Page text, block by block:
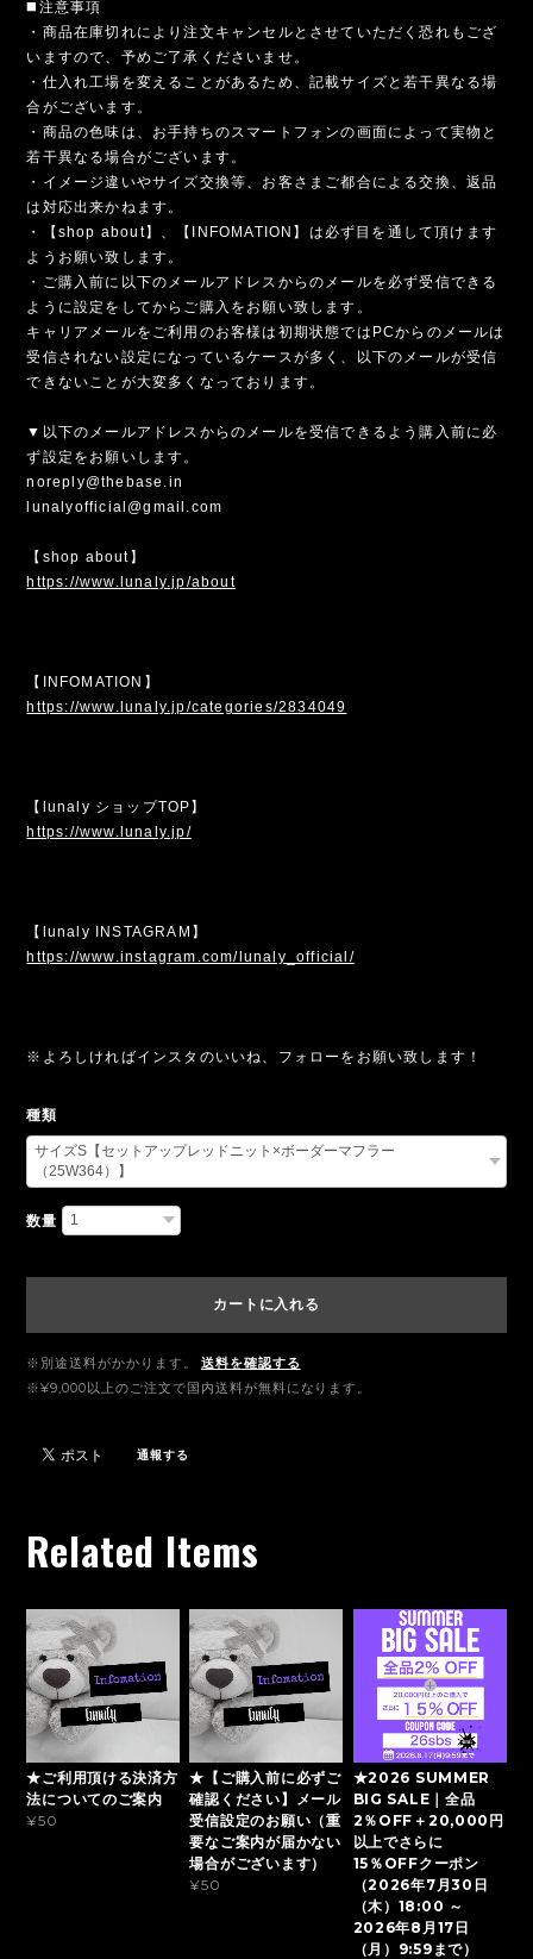
◼️注意事項
・商品在庫切れにより注文キャンセルとさせていただく恐れもござ
いますので、予めご了承くださいませ。
・仕入れ工場を変えることがあるため、記載サイズと若干異なる場
合がございます。
・商品の色味は、お手持ちのスマートフォンの画面によって実物と
若干異なる場合がございます。
・イメージ違いやサイズ交換等、お客さまご都合による交換、返品
は対応出来かねます。
・【shop about】、【INFOMATION】は必ず目を通して頂けます
ようお願い致します。
・ご購入前に以下のメールアドレスからのメールを必ず受信できる
ように設定をしてからご購入をお願い致します。
キャリアメールをご利用のお客様は初期状態ではPCからのメールは
受信されない設定になっているケースが多く、以下のメールが受信
できないことが大変多くなっております。
▼以下のメールアドレスからのメールを受信できるよう購入前に必
ず設定をお願いします。
noreply@thebase.in
lunalyofficial@gmail.com
【shop about】
https://www.lunaly.jp/about
【INFOMATION】
https://www.lunaly.jp/categories/2834049
【lunaly ショップTOP】
https://www.lunaly.jp/
【lunaly INSTAGRAM】
https://www.instagram.com/lunaly_official/
※よろしければインスタのいいね、フォローをお願い致します！
種類
数量
カートに入れる
※別途送料がかかります。
送料を確認する
※¥9,000以上のご注文で国内送料が無料になります。
通報する
Related Items
★ご利用頂ける決済方
法についてのご案内
¥50
★【ご購入前に必ずご
確認ください】メール
受信設定のお願い（重
要なご案内が届かない
場合がございます）
¥50
★2026 SUMMER
BIG SALE｜全品
2％OFF＋20,000円
以上でさらに
15％OFFクーポン
（2026年7月30日
（木）18:00 ～
2026年8月17日
（月）9:59まで）